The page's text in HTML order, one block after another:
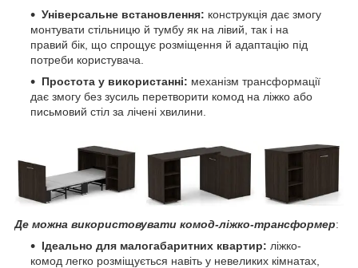
Універсальне встановлення: конструкція дає змогу
монтувати стільницю й тумбу як на лівий, так і на
правий бік, що спрощує розміщення й адаптацію під
потреби користувача.
Простота у використанні: механізм трансформації
дає змогу без зусиль перетворити комод на ліжко або
письмовий стіл за лічені хвилини.
Де можна використовувати комод-ліжко-трансформер:
Ідеально для малогабаритних квартир: ліжко-
комод легко розміщується навіть у невеликих кімнатах,